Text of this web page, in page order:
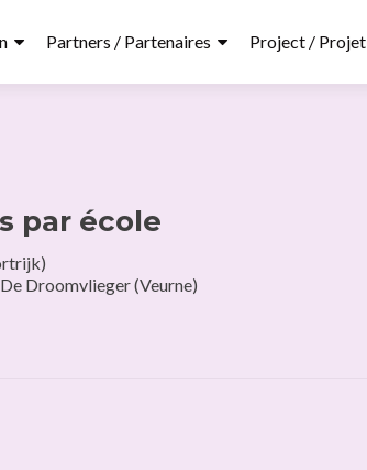
Partners / Partenaires Project / Projet
par école
Droomvlieger (Veurne)